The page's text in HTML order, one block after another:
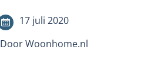
17 juli 2020
Door Woonhome.nl